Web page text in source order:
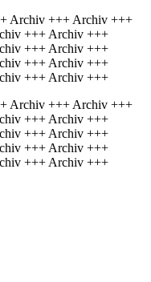
Archiv +++ Archiv +++
+++ Archiv +++
+++ Archiv +++
+++ Archiv +++
+++ Archiv +++
Archiv +++ Archiv +++
+++ Archiv +++
+++ Archiv +++
+++ Archiv +++
+++ Archiv +++